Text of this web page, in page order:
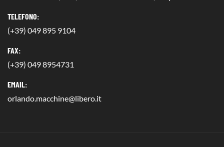
TELEFONO:
(+39) 049 895 9104
FAX:
(+39) 049 8954731
EMAIL:
orlando.macchine@libero.it